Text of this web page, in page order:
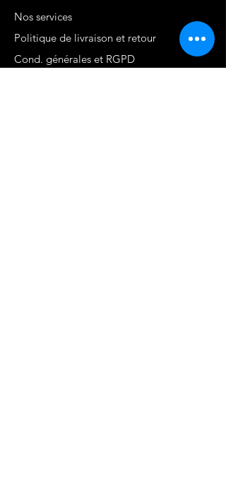
Nos services
Politique de livraison et retour
Cond. générales et RGPD